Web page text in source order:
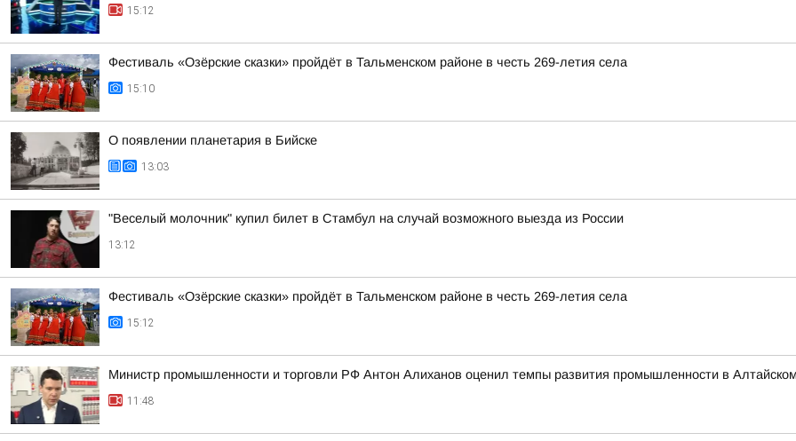
15:12
Фестиваль «Озёрские сказки» пройдёт в Тальменском районе в честь 269-летия села
15:10
О появлении планетария в Бийске
13:03
"Веселый молочник" купил билет в Стамбул на случай возможного выезда из России
13:12
Фестиваль «Озёрские сказки» пройдёт в Тальменском районе в честь 269-летия села
15:12
Министр промышленности и торговли РФ Антон Алиханов оценил темпы развития промышленности в
11:48